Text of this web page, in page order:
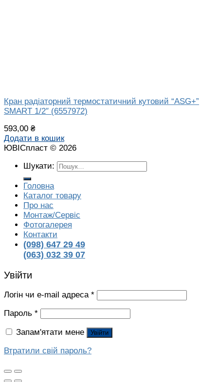
Кран радіаторний термостатичний кутовий “ASG+”
SMART 1/2″ (6557972)
593,00 ₴
Додати в кошик
ЮВІСпласт © 2026
Шукати:
Головна
Каталог товару
Про нас
Монтаж/Сервіс
Фотогалерея
Контакти
(098) 647 29 49
(063) 032 39 07
Увійти
Логін чи e-mail адреса *
Пароль *
Запам'ятати мене Увійти
Втратили свій пароль?